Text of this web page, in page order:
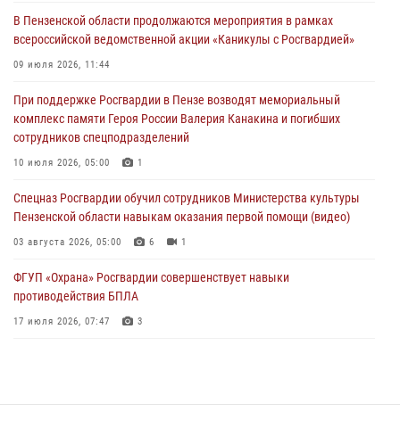
В Пензе сотрудники Росгвардии задержали мужчину, который
дома
03 августа 2026, 05:59
Росгвардейцы Пензенской области отмечают 35-летие дежурной
03 августа 2026, 05:15
В Пензенской области продолжаются мероприятия в рамках
всероссийской ведомственной акции «Каникулы с Росгвардией»
09 июля 2026, 11:44
При поддержке Росгвардии в Пензе возводят мемориальный
комплекс памяти Героя России Валерия Канакина и погибших
сотрудников спецподразделений
10 июля 2026, 05:00 1
Спецназ Росгвардии обучил сотрудников Министерства культуры
Пензенской области навыкам оказания первой помощи (видео)
03 августа 2026, 05:00 6 1
ФГУП «Охрана» Росгвардии совершенствует навыки
противодействия БПЛА
17 июля 2026, 07:47 3